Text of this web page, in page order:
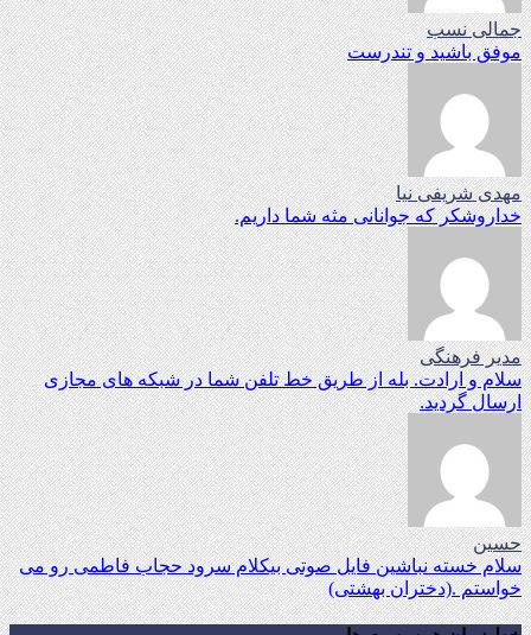
جمالی نسب
موفق باشید و تندرست
مهدی شریفی نیا
خداروشکر که جوانانی مثه شما داریم.
مدیر فرهنگی
سلام و ارادت. بله از طریق خط تلفن شما در شبکه های مجازی
ارسال گردید.
حسین
سلام خسته نباشین فایل صوتی بیکلام سرود حجاب فاطمی رو می
خواستم .(دختران بهشتی)